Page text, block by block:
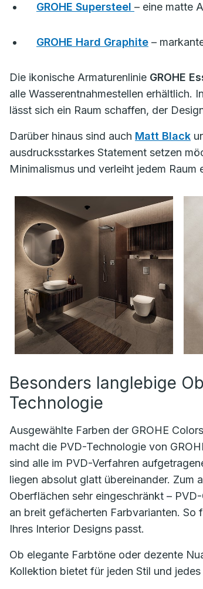
GROHE Supersteel – eine matte
GROHE Hard Graphite –
Die ikonische Armaturenlinie GROHE
alle Wasserentnahmestellen erhältlich.
lässt sich ein Raum schaffen, der
Darüber hinaus sind auch Matt Black
ausdrucksstarkes Statement setzen
Minimalismus und verleiht jedem
Besonders langlebige
Technologie
Ausgewählte Farben der GROHE
macht die PVD-Technologie von
sind alle im PVD-Verfahren
liegen absolut glatt übereinander. Zum
Oberflächen sehr eingeschränkt –
an breit gefächerten Farbvarianten. So
Ihres Interior Designs passt.
Ob elegante Farbtöne oder dezente
Kollektion bietet für jeden Stil und